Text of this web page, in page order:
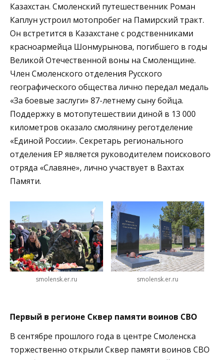
Казахстан. Смоленский путешественник Роман
Каплун устроил мотопробег на Памирский тракт.
Он встретится в Казахстане с родственниками
красноармейца Шонмурынова, погибшего в годы
Великой Отечественной воны на Смоленщине.
Член Смоленского отделения Русского
географического общества лично передал медаль
«За боевые заслуги» 87-летнему сыну бойца.
Поддержку в мотопутешествии диной в 13 000
километров оказало смолянину реготделение
«Единой России». Секретарь регионального
отделения ЕР является руководителем поискового
отряда «Славяне», лично участвует в Вахтах
Памяти.
smolensk.er.ru smolensk.er.ru
Первый в регионе Сквер памяти воинов СВО
В сентябре прошлого года в центре Смоленска
торжественно открыли Сквер памяти воинов СВО